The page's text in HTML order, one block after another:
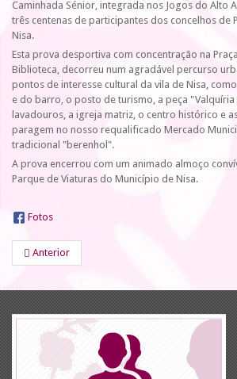
Caminhada Sénior, integrada nos Jogos do Alto
três centenas de participantes dos concelhos de
Nisa.
Esta prova desportiva com concentração na
Biblioteca, decorreu num agradável percurso
pontos de interesse cultural da vila de Nisa,
e do barro, o posto de turismo, a peça "Valquíria
lavadouros, a igreja matriz, o centro histórico e
paragem no nosso requalificado Mercado
tradicional "berenhol".
A prova encerrou com um animado almoço
Parque de Viaturas do Município de Nisa.
Fotos
Anterior